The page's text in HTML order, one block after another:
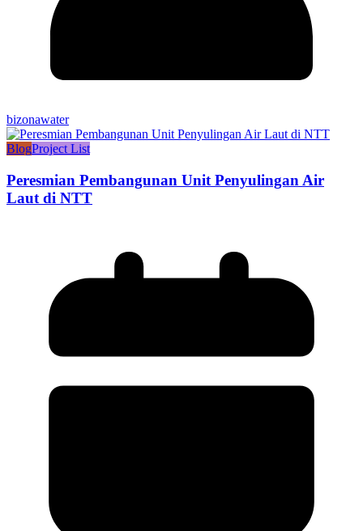
bizonawater
BlogProject List
Peresmian Pembangunan Unit Penyulingan Air
Laut di NTT